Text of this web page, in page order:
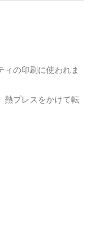
ィの印刷に使われま
熱プレスをかけて転